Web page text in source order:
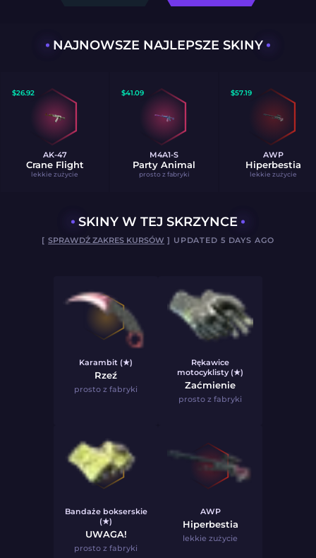
NAJNOWSZE NAJLEPSZE SKINY
$26.92
AK-47
Crane Flight
lekkie zużycie
$41.09
M4A1-S
Party Animal
prosto z fabryki
$57.19
AWP
Hiperbestia
lekkie zużycie
SKINY W TEJ SKRZYNCE
[SPRAWDŹ ZAKRES KURSÓW ] UPDATED 5 DAYS AGO
Karambit (★)
Rzeź
prosto z fabryki
Rękawice
motocyklisty (★)
Zaćmienie
prosto z fabryki
Bandaże bokserskie
(★)
UWAGA!
prosto z fabryki
AWP
Hiperbestia
lekkie zużycie